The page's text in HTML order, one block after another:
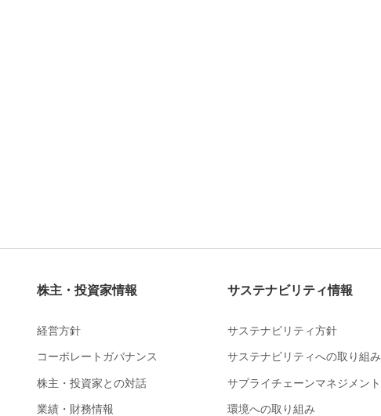
株主・投資家情報
経営方針
コーポレートガバナンス
株主・投資家との対話
業績・財務情報
サステナビリティ情報
サステナビリティ方針
サステナビリティへの取り組み
サプライチェーンマネジメント
環境への取り組み